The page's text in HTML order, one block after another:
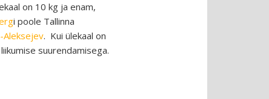
on 10 kg ja enam,
i poole Tallinna
Aleksejev. Kui ülekaal on
suurendamisega.